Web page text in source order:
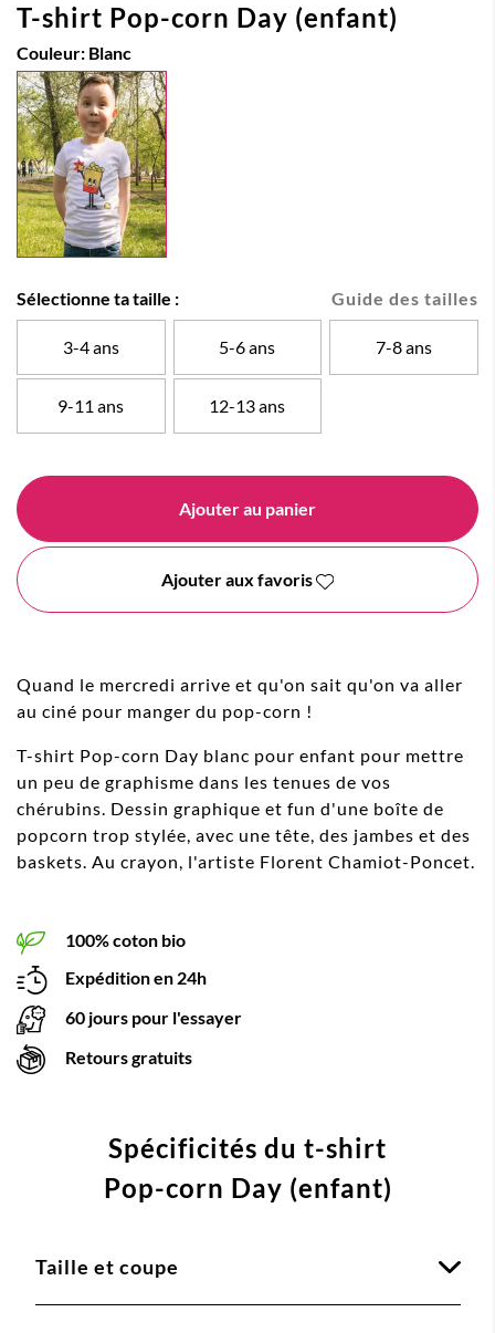
T-shirt Pop-corn Day (enfant)
Couleur: Blanc
Guide des tailles
Sélectionne ta taille :
3-4 ans 5-6 ans 7-8 ans
9-11 ans 12-13 ans
Ajouter au panier
Ajouter aux favoris
Quand le mercredi arrive et qu'on sait qu'on va aller
au ciné pour manger du pop-corn !
T-shirt Pop-corn Day blanc pour enfant pour mettre
un peu de graphisme dans les tenues de vos
chérubins. Dessin graphique et fun d'une boîte de
popcorn trop stylée, avec une tête, des jambes et des
baskets. Au crayon, l'artiste Florent Chamiot-Poncet.
100% coton bio
Expédition en 24h
60 jours pour l'essayer
Retours gratuits
Spécificités du t-shirt
Pop-corn Day (enfant)
Taille et coupe